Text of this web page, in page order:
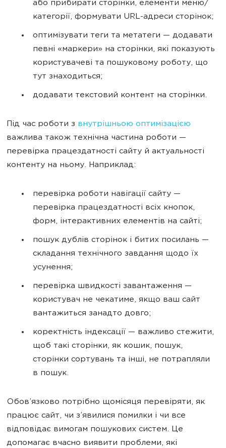
або прибирати сторінки, елементи меню/
категорії, формувати URL-адреси сторінок;
оптимізувати теги та метатеги — додавати
певні «маркери» на сторінки, які показують
користувачеві та пошуковому роботу, що
тут знаходиться;
додавати текстовий контент на сторінки.
Під час роботи з внутрішньою оптимізацією
важлива також технічна частина роботи —
перевірка працездатності сайту й актуальності
контенту на ньому. Наприклад:
перевірка роботи навігації сайту —
перевірка працездатності всіх кнопок,
форм, інтерактивних елементів на сайті;
пошук дублів сторінок і битих посилань —
складання технічного завдання щодо їх
усунення;
перевірка швидкості завантаження —
користувач не чекатиме, якщо ваш сайт
вантажиться занадто довго;
коректність індексації — важливо стежити,
щоб такі сторінки, як кошик, пошук,
сторінки сортувань та інші, не потрапляли
в пошук.
Обов’язково потрібно щомісяця перевіряти, як
працює сайт, чи з’явилися помилки і чи все
відповідає вимогам пошукових систем. Це
допомагає вчасно виявити проблеми, які